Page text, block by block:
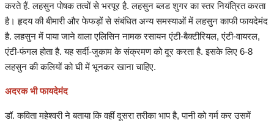
करते हैं. लहसुन पोषक तत्वों से भरपूर है. लहसुन ब्लड शुगर का स्तर नियंत्रित करता
है। हृदय की बीमारी और फेफड़ों से संबंधित अन्य समस्याओं में लहसुन काफी फायदेमंद
है. लहसुन में पाया जाने वाला एलिसिन नामक रसायन एंटी-बैक्टीरियल, एंटी-वायरल,
एंटी-फंगल होता है. यह सर्दी-जुकाम के संक्रमण को दूर करता है. इसके लिए 6-8
लहसुन की कलियों को घी में भूनकर खाना चाहिए.
अदरक भी फायदेमंद
डॉ. कविता महेश्वरी ने बताया कि वहीं दूसरा तरीका भाप है, पानी को गर्म कर उसमें